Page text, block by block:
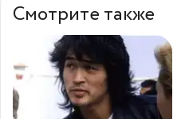
Смотрите также